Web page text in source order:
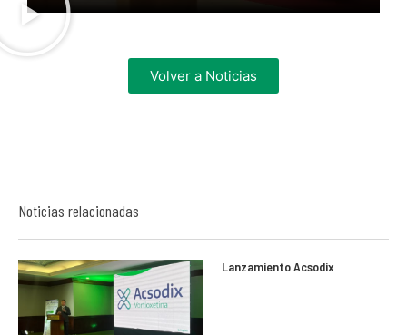
Volver a Noticias
Noticias relacionadas
Lanzamiento Acsodix